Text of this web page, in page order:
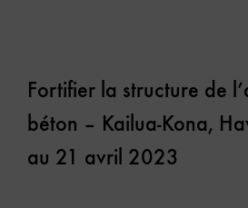
Fortifier la structure de
béton – Kailua-Kona,
au 21 avril 2023